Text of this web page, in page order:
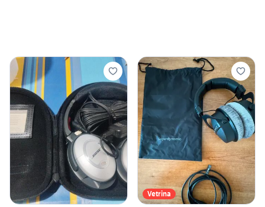
Vetrina